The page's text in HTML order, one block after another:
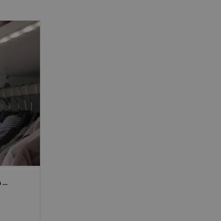
Light Strip LED garderob- och nattlampa